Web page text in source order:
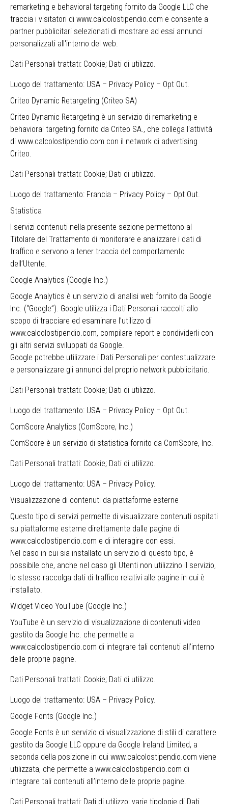
remarketing e behavioral targeting fornito da Google LLC che
traccia i visitatori di www.calcolostipendio.com e consente a
partner pubblicitari selezionati di mostrare ad essi annunci
personalizzati all'interno del web.
Dati Personali trattati: Cookie; Dati di utilizzo.
Luogo del trattamento: USA – Privacy Policy – Opt Out.
Criteo Dynamic Retargeting (Criteo SA)
Criteo Dynamic Retargeting è un servizio di remarketing e
behavioral targeting fornito da Criteo SA., che collega l'attività
di www.calcolostipendio.com con il network di advertising
Criteo.
Dati Personali trattati: Cookie; Dati di utilizzo.
Luogo del trattamento: Francia – Privacy Policy – Opt Out.
Statistica
I servizi contenuti nella presente sezione permettono al
Titolare del Trattamento di monitorare e analizzare i dati di
traffico e servono a tener traccia del comportamento
dell’Utente.
Google Analytics (Google Inc.)
Google Analytics è un servizio di analisi web fornito da Google
Inc. (“Google”). Google utilizza i Dati Personali raccolti allo
scopo di tracciare ed esaminare l’utilizzo di
www.calcolostipendio.com, compilare report e condividerli con
gli altri servizi sviluppati da Google.
Google potrebbe utilizzare i Dati Personali per contestualizzare
e personalizzare gli annunci del proprio network pubblicitario.
Dati Personali trattati: Cookie; Dati di utilizzo.
Luogo del trattamento: USA – Privacy Policy – Opt Out.
ComScore Analytics (ComScore, Inc.)
ComScore è un servizio di statistica fornito da ComScore, Inc.
Dati Personali trattati: Cookie; Dati di utilizzo.
Luogo del trattamento: USA – Privacy Policy.
Visualizzazione di contenuti da piattaforme esterne
Questo tipo di servizi permette di visualizzare contenuti ospitati
su piattaforme esterne direttamente dalle pagine di
www.calcolostipendio.com e di interagire con essi.
Nel caso in cui sia installato un servizio di questo tipo, è
possibile che, anche nel caso gli Utenti non utilizzino il servizio,
lo stesso raccolga dati di traffico relativi alle pagine in cui è
installato.
Widget Video YouTube (Google Inc.)
YouTube è un servizio di visualizzazione di contenuti video
gestito da Google Inc. che permette a
www.calcolostipendio.com di integrare tali contenuti all’interno
delle proprie pagine.
Dati Personali trattati: Cookie; Dati di utilizzo.
Luogo del trattamento: USA – Privacy Policy.
Google Fonts (Google Inc.)
Google Fonts è un servizio di visualizzazione di stili di carattere
gestito da Google LLC oppure da Google Ireland Limited, a
seconda della posizione in cui www.calcolostipendio.com viene
utilizzata, che permette a www.calcolostipendio.com di
integrare tali contenuti all’interno delle proprie pagine.
Dati Personali trattati: Dati di utilizzo; varie tipologie di Dati